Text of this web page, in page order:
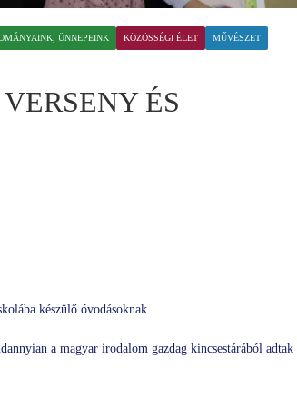
ÜNNEPEINK KÖZÖSSÉGI ÉLET MŰVÉSZET
ÉS
készülő óvodásoknak.
a magyar irodalom gazdag kincsestárából adtak